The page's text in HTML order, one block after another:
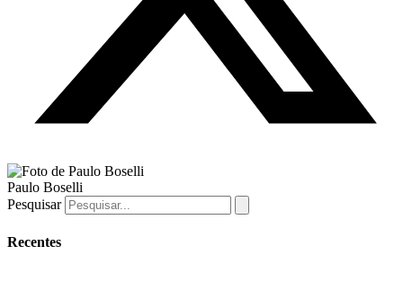
Paulo Boselli
Pesquisar
Recentes